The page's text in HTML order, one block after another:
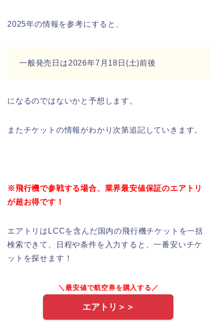
2025年の情報を参考にすると、
一般発売日は2026年7月18日(土)前後
になるのではないかと予想します。
またチケットの情報がわかり次第追記していきます。
※飛行機で参戦する場合、業界最安値保証のエアトリ
が超お得です！
エアトリはLCCを含んだ国内の飛行機チケットを一括
検索できて、日程や条件を入力すると、一番安いチケ
ットを探せます！
＼最安値で航空券を購入する／
エアトリ＞＞